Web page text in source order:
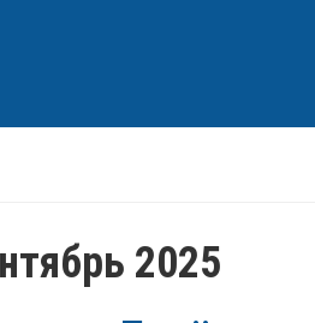
2025